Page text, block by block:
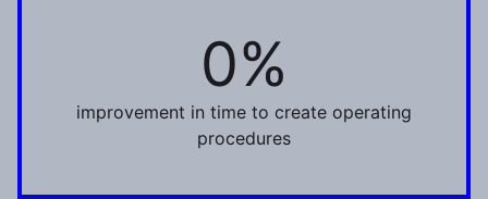
0%
90%
improvement in time to create operating
procedures